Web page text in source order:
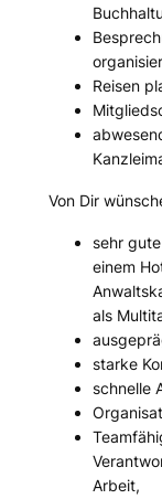
Reisen
Von Dir
sehr
einem
als
starke
schnelle
Arbeit,